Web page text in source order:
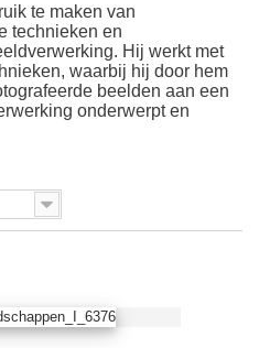
te maken van
technieken en
Hij werkt met
waarbij hij door hem
beelden aan een
onderwerpt en